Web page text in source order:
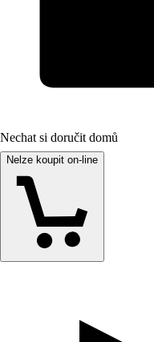
Nechat si doručit domů
Nelze koupit on-line